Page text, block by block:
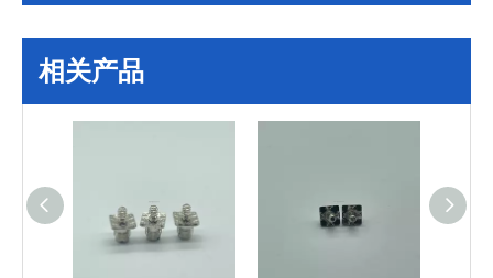
相关产品